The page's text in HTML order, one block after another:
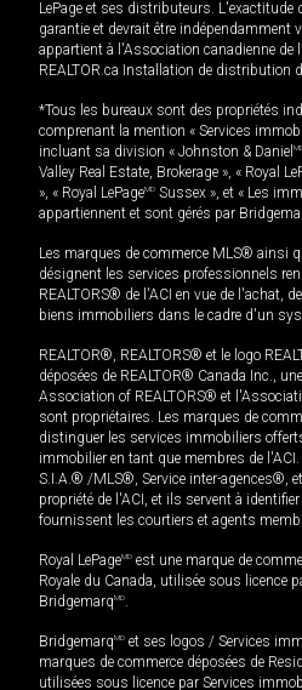
LePage et ses distributeurs.
garantie et devrait être indépendamment
appartient à l'Association canadienne de
REALTOR.ca Installation de distribution
*Tous les bureaux sont des propriétés
comprenant la mention « Services
incluant sa division « Johnston & Daniel
Valley Real Estate, Brokerage », « Royal
», « Royal LePageMD Sussex », et « Les
appartiennent et sont gérés par
Les marques de commerce MLS® ainsi
désignent les services professionnels
REALTORS® de l'ACI en vue de l'achat,
biens immobiliers dans le cadre d'un
REALTOR®, REALTORS® et le logo
déposées de REALTOR® Canada Inc.,
Association of REALTORS® et
sont propriétaires. Les marques de
distinguer les services immobiliers
immobilier en tant que membres de
S.I.A.® /MLS®, Service inter-agences®,
propriété de l'ACI, et ils servent à
fournissent les courtiers et agents
Royal LePageMD est une marque de
Royale du Canada, utilisée sous licence
BridgemarqMD.
BridgemarqMD et ses logos / Services
marques de commerce déposées de
utilisées sous licence par Services